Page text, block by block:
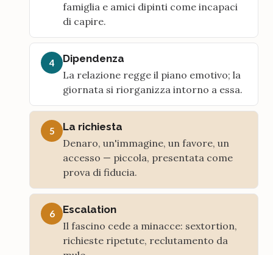
famiglia e amici dipinti come incapaci
di capire.
4
Dipendenza
La relazione regge il piano emotivo; la
giornata si riorganizza intorno a essa.
5
La richiesta
Denaro, un'immagine, un favore, un
accesso — piccola, presentata come
prova di fiducia.
6
Escalation
Il fascino cede a minacce: sextortion,
richieste ripetute, reclutamento da